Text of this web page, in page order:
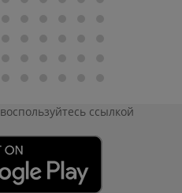
воспользуйтесь ссылкой